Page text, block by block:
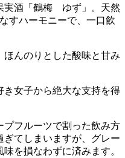
実酒「鶴梅 ゆず」。天然
すハーモニーで、一口飲
んのりとした酸味と甘み
女子から絶大な支持を得
プフルーツで割った飲み方
てしまいますが、グレー
を損なわずに済みます。